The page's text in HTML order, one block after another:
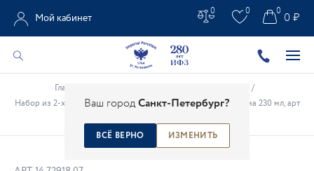
Ваш городСанкт-Петербург?
ВСЁ ВЕРНО ИЗМЕНИТЬ
Мой кабинет
0 0 0 ₽
0
Главная
/
Набор из 2-х стаканов, в подарочной упаковке, форма Призма 230 мл, арт